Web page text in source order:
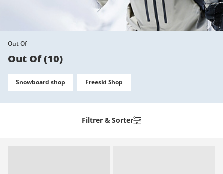
Out Of
Out Of(10)
Snowboard shop Freeski Shop
Filtrer & Sorter